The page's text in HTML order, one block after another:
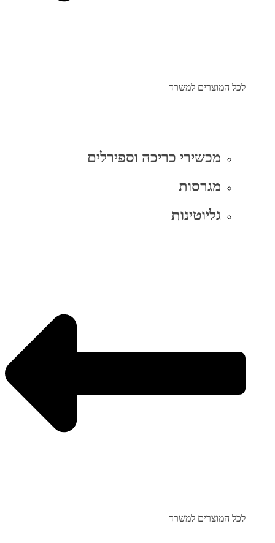
לכל המוצרים למשרד
מכשירי כריכה וספירלים
מגרסות
גליוטינות
לכל המוצרים למשרד